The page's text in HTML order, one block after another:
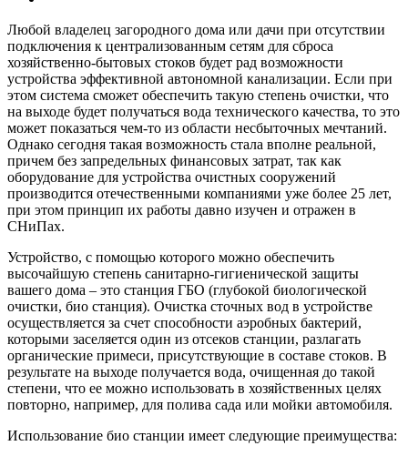
Любой владелец загородного дома или дачи при отсутствии
подключения к централизованным сетям для сброса
хозяйственно-бытовых стоков будет рад возможности
устройства эффективной автономной канализации. Если при
этом система сможет обеспечить такую степень очистки, что
на выходе будет получаться вода технического качества, то это
может показаться чем-то из области несбыточных мечтаний.
Однако сегодня такая возможность стала вполне реальной,
причем без запредельных финансовых затрат, так как
оборудование для устройства очистных сооружений
производится отечественными компаниями уже более 25 лет,
при этом принцип их работы давно изучен и отражен в
СНиПах.
Устройство, с помощью которого можно обеспечить
высочайшую степень санитарно-гигиенической защиты
вашего дома – это станция ГБО (глубокой биологической
очистки, био станция). Очистка сточных вод в устройстве
осуществляется за счет способности аэробных бактерий,
которыми заселяется один из отсеков станции, разлагать
органические примеси, присутствующие в составе стоков. В
результате на выходе получается вода, очищенная до такой
степени, что ее можно использовать в хозяйственных целях
повторно, например, для полива сада или мойки автомобиля.
Использование био станции имеет следующие преимущества: